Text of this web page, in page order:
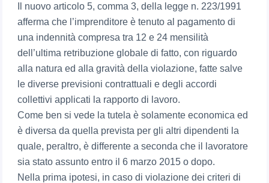
Il nuovo articolo 5, comma 3, della legge n. 223/1991
afferma che l’imprenditore è tenuto al pagamento di
una indennità compresa tra 12 e 24 mensilità
dell’ultima retribuzione globale di fatto, con riguardo
alla natura ed alla gravità della violazione, fatte salve
le diverse previsioni contrattuali e degli accordi
collettivi applicati la rapporto di lavoro.
Come ben si vede la tutela è solamente economica ed
è diversa da quella prevista per gli altri dipendenti la
quale, peraltro, è differente a seconda che il lavoratore
sia stato assunto entro il 6 marzo 2015 o dopo.
Nella prima ipotesi, in caso di violazione dei criteri di